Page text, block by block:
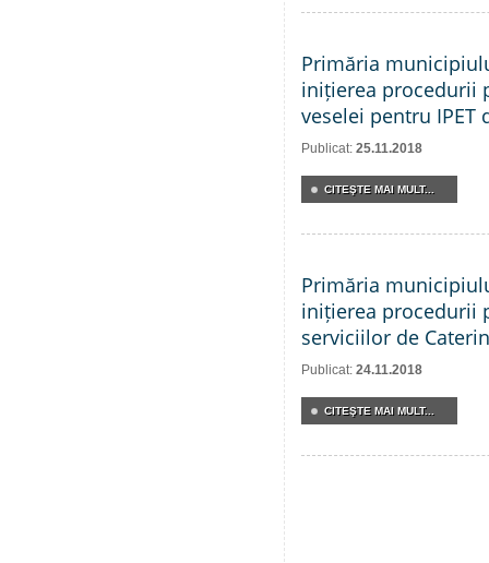
Primăria
inițierea procedurii
veselei pentru IPET
Publicat: 25.11.2018
CITEŞTE MAI MULT...
Primăria
inițierea procedurii
serviciilor de
Publicat: 24.11.2018
CITEŞTE MAI MULT...